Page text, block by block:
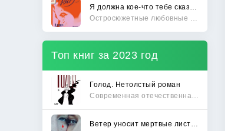
Топ книг за 2023 год
Голод. Нетолстый роман